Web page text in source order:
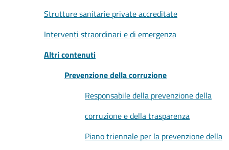
Strutture sanitarie private accreditate
Interventi straordinari e di emergenza
Altri contenuti
Prevenzione della corruzione
Responsabile della prevenzione della
corruzione e della trasparenza
Piano triennale per la prevenzione della